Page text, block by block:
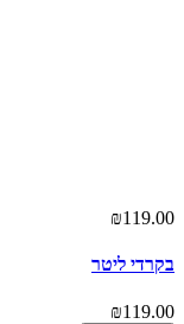
₪119.00
בקרדי ליטר
₪119.00